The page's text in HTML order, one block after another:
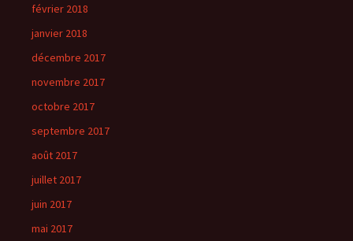
février 2018
janvier 2018
décembre 2017
novembre 2017
octobre 2017
septembre 2017
août 2017
juillet 2017
juin 2017
mai 2017